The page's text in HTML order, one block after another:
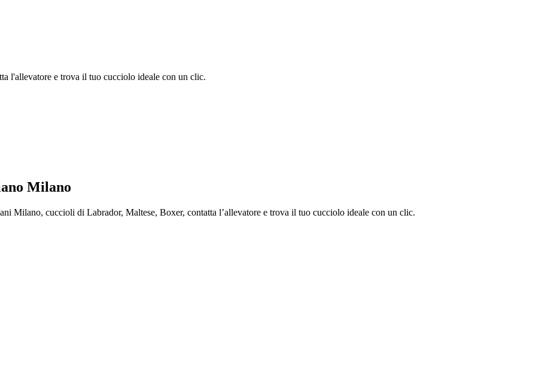
l'allevatore e trova il tuo cucciolo ideale con un clic.
Milano
Milano, cuccioli di Labrador, Maltese, Boxer, contatta l’allevatore e trova il tuo cucciolo ideale con un clic.